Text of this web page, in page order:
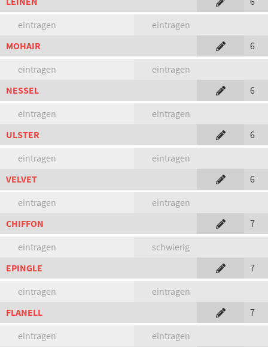
eintragen
eintragen
MOHAIR
6
eintragen
eintragen
NESSEL
6
eintragen
eintragen
ULSTER
6
eintragen
eintragen
VELVET
6
eintragen
eintragen
CHIFFON
7
eintragen
schwierig
EPINGLE
7
eintragen
eintragen
FLANELL
7
eintragen
eintragen